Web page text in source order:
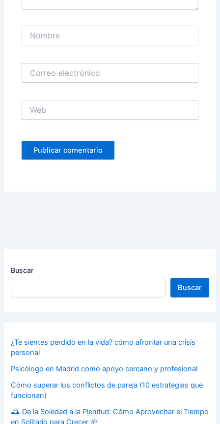
electrónico
Buscar
Buscar
¿Te sientes perdido en la vida? cómo afrontar una crisis
personal
Psicólogo en Madrid como apoyo cercano y profesional
Cómo superar los conflictos de pareja (10 estrategias que
funcionan)
🕰️ De la Soledad a la Plenitud: Cómo Aprovechar el Tiempo
en Solitario para Crecer 🌱